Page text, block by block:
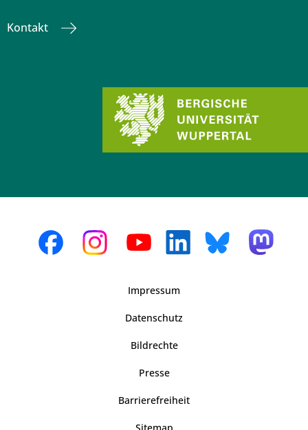
Kontakt
Impressum
Datenschutz
Bildrechte
Presse
Barrierefreiheit
Sitemap